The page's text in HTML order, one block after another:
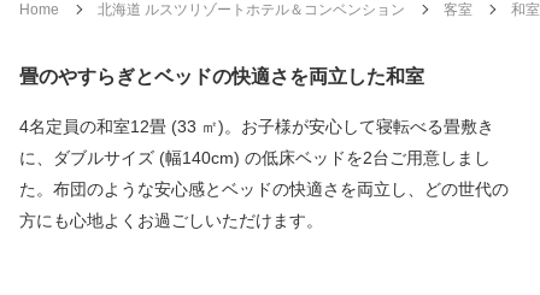
Home 北海道 ルスツリゾートホテル＆コンベンション 客室 和
畳のやすらぎとベッドの快適さを両立した和室
4名定員の和室12畳 (33 ㎡)。お子様が安心して寝転べる畳敷き
に、ダブルサイズ (幅140cm) の低床ベッドを2台ご用意しまし
た。布団のような安心感とベッドの快適さを両立し、どの世代の
方にも心地よくお過ごしいただけます。